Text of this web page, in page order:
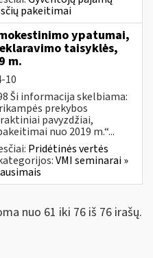
pakeitimai
ypatumai,
taisyklės,
m.
10
Ši informacija skelbiama:
prekybos
pavyzdžiai,
nuo 2019 m.“...
Pridėtinės vertės
VMI seminarai »
nuo 61 iki 76 iš 76 irašų.